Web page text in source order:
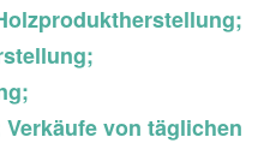
von täglichen